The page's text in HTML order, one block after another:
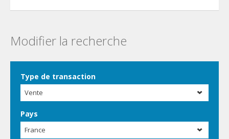
Modifier la recherche
Type de transaction
Vente
Pays
France